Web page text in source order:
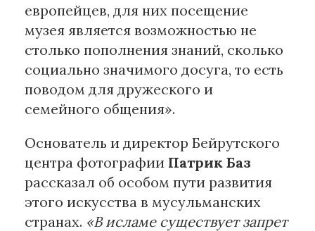
европейцев, для них посещение
музея является возможностью не
столько пополнения знаний, сколько
социально значимого досуга, то есть
поводом для дружеского и
семейного общения».
Основатель и директор Бейрутского
центра фотографии Патрик Баз
рассказал об особом пути развития
этого искусства в мусульманских
странах. «В исламе существует запрет